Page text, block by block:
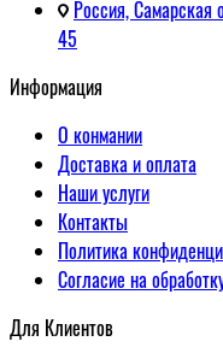
Россия, Самарская
45
Информация
О конмании
Доставка и оплата
Наши услуги
Контакты
Политика
Согласие на
Для Клиентов